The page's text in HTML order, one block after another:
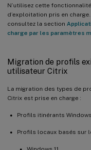
N’utilisez cette
d’exploitation pris en
consultez la section
charge par les paramètres
Migration de profils
utilisateur Citrix
La migration des types de
Citrix est prise en charge :
Profils itinérants Windows
Profils locaux basés sur